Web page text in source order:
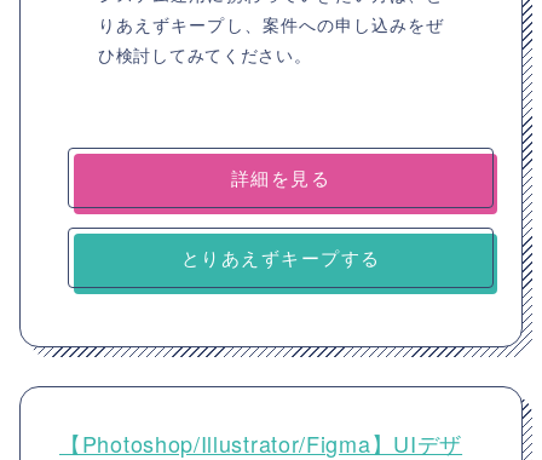
りあえずキープし、案件への申し込みをぜ
ひ検討してみてください。
詳細を見る
とりあえずキープする
【Photoshop/Illustrator/Figma】UIデザ